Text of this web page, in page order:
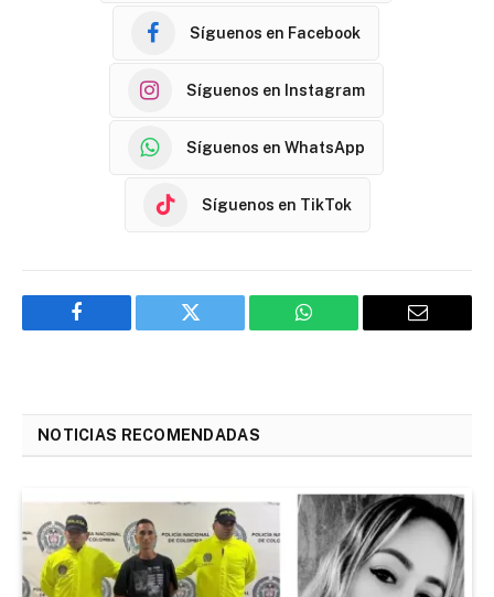
Síguenos en Facebook
Síguenos en Instagram
Síguenos en WhatsApp
Síguenos en TikTok
Facebook Twitter WhatsApp Email
NOTICIAS RECOMENDADAS